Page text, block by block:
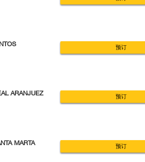
预订
ARANJUEZ 预订
MARTA 预订